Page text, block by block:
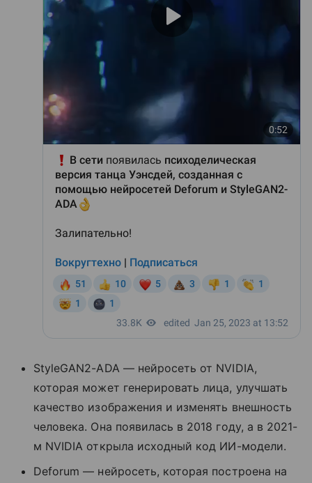
StyleGAN2-ADA — нейросеть от NVIDIA,
которая может генерировать лица, улучшать
качество изображения и изменять внешность
человека. Она появилась в 2018 году, а в 2021-
м NVIDIA открыла исходный код ИИ-модели.
Deforum — нейросеть, которая построена на